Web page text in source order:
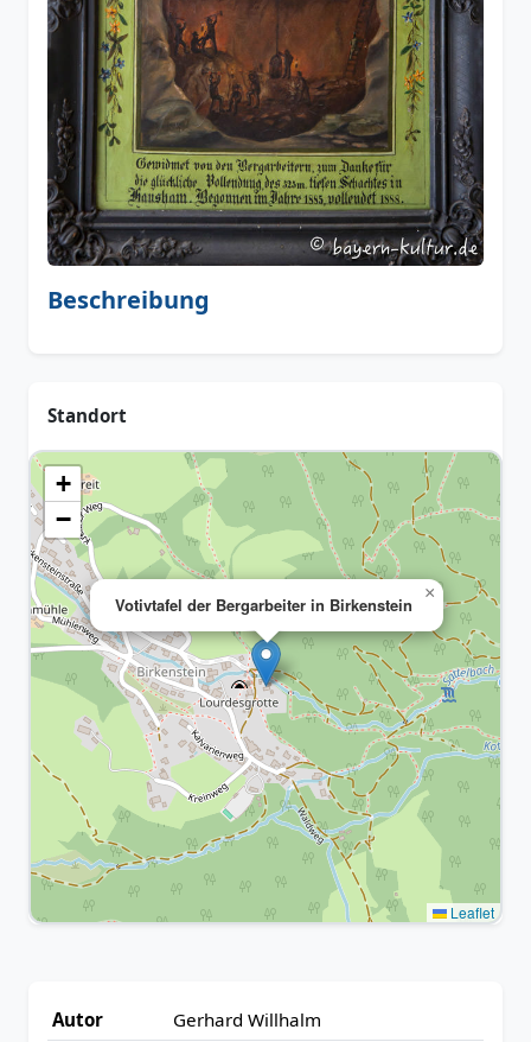
Beschreibung
Standort
Votivtafel der Bergarbeiter in Birkenstein
×
+
−
Leaflet
Autor
Gerhard Willhalm